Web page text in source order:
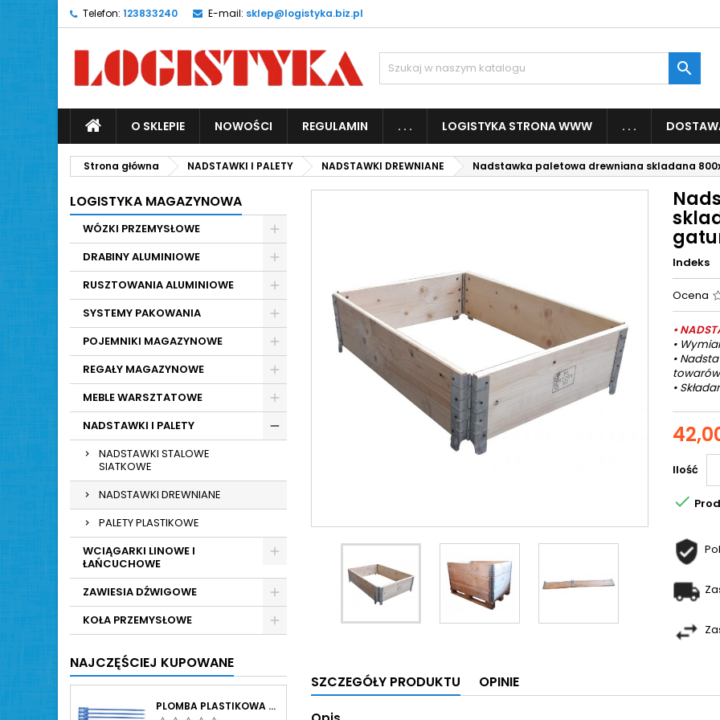
Telefon: 123833240 E-mail: sklep@logistyka.biz.pl

O SKLEPIE NOWOŚCI REGULAMIN . . . LOGISTYKA STRONA WWW . . .
Strona główna NADSTAWKI I PALETY NADSTAWKI DREWNIANE Nadstawka paletowa drewniana skladana
LOGISTYKA MAGAZYNOWA
WÓZKI PRZEMYSŁOWE
DRABINY ALUMINIOWE
RUSZTOWANIA ALUMINIOWE
SYSTEMY PAKOWANIA
POJEMNIKI MAGAZYNOWE
REGAŁY MAGAZYNOWE
MEBLE WARSZTATOWE
NADSTAWKI I PALETY
NADSTAWKI STALOWE
SIATKOWE
NADSTAWKI DREWNIANE
PALETY PLASTIKOWE
WCIĄGARKI LINOWE I
ŁAŃCUCHOWE
ZAWIESIA DŹWIGOWE
KOŁA PRZEMYSŁOWE
NAJCZĘŚCIEJ KUPOWANE
PLOMBA PLASTIKOWA WAY LOK DŁUGOŚĆ CAŁKOWITA 380MM, OPERACYJNA 330MM, SZEROKOŚĆ PASKA 7MM
Indeks
Ocena
•
•
•
•
Ilość

SZCZEGÓŁY PRODUKTU OPINIE